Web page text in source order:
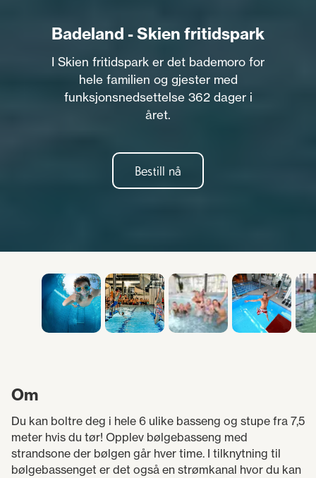
Badeland - Skien fritidspark
I Skien fritidspark er det bademoro for
hele familien og gjester med
funksjonsnedsettelse 362 dager i
året.
Bestill nå
Om
Du kan boltre deg i hele 6 ulike basseng og stupe fra 7,5
meter hvis du tør! Opplev bølgebasseng med
strandsone der bølgen går hver time. I tilknytning til
bølgebassenget er det også en strømkanal hvor du kan